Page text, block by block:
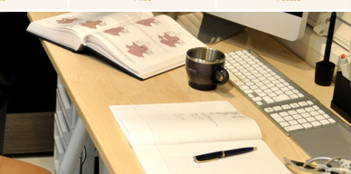
料金表 アクセス